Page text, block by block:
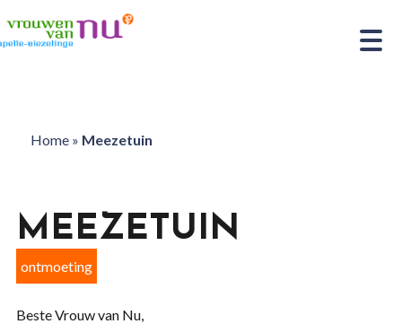
Home» Meezetuin
MEEZETUIN
ontmoeting
Beste Vrouw van Nu,